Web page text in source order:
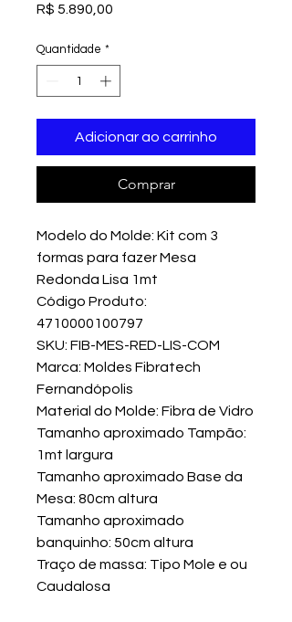
R$ 5.890,00
Quantidade *
Adicionar ao carrinho
Comprar
Modelo do Molde: Kit com 3
formas para fazer Mesa
Redonda Lisa 1mt
Código Produto:
4710000100797
SKU: FIB-MES-RED-LIS-COM
Marca: Moldes Fibratech
Fernandópolis
Material do Molde: Fibra de Vidro
Tamanho aproximado Tampão:
1mt largura
Tamanho aproximado Base da
Mesa: 80cm altura
Tamanho aproximado
banquinho: 50cm altura
Traço de massa: Tipo Mole e ou
Caudalosa